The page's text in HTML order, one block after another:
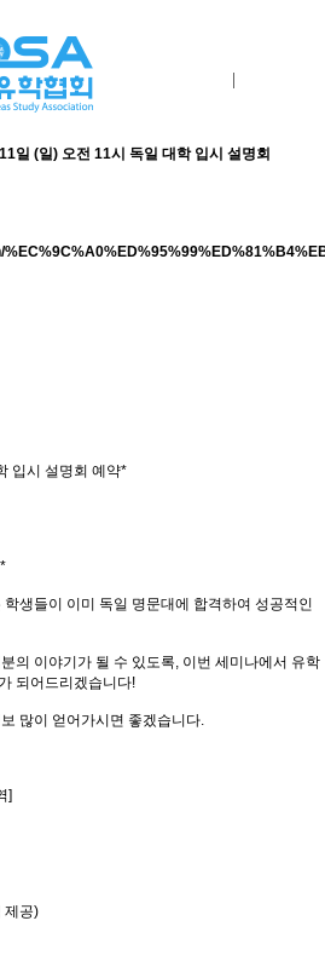
일 (일) 오전 11시 독일 대학 입시 설명회
입시 설명회 예약*
생들이 이미 독일 명문대에 합격하여 성공적인
의 이야기가 될 수 있도록, 이번 세미나에서 유학
되어드리겠습니다!
많이 얻어가시면 좋겠습니다.
]
제공)